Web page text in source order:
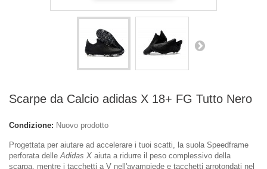
Scarpe da Calcio adidas X 18+ FG Tutto Nero
Condizione: Nuovo prodotto
Progettata per aiutare ad accelerare i tuoi scatti, la suola Speedframe
perforata delleAdidas X aiuta a ridurre il peso complessivo della
scarpa, mentre i tacchetti a V nell'avampiede e tacchetti arrotondati nel